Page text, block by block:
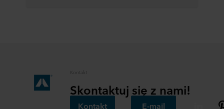
Kontakt
Skontaktuj się z nami!
Kontakt E-mail